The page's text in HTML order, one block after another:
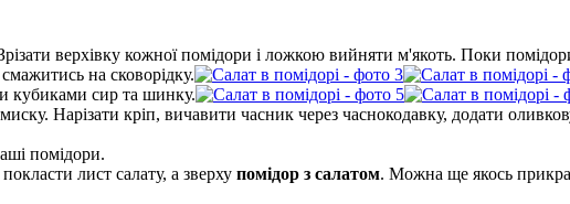
верхівку кожної помідори і ложкою вийняти м'якоть. Поки
на сковорідку.
кубиками сир та шинку.
Нарізати кріп, вичавити часник через часнокодавку, додати
помідори.
лист салату, а зверху помідор з салатом. Можна ще якось